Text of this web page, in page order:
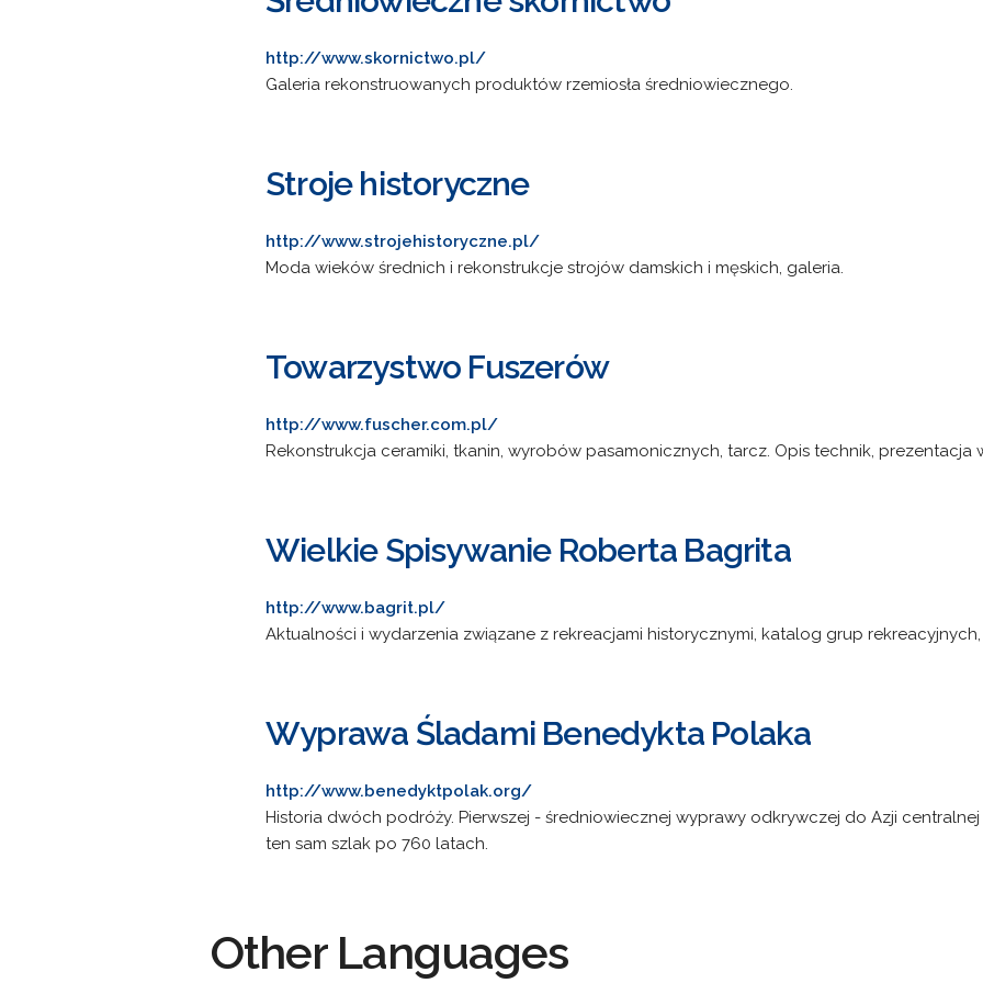
http://www.skornictwo.pl/
Galeria rekonstruowanych produktów rzemiosła średniowiecznego.
Stroje historyczne
http://www.strojehistoryczne.pl/
Moda wieków średnich i rekonstrukcje strojów damskich i męskich, galeria.
Towarzystwo Fuszerów
http://www.fuscher.com.pl/
Rekonstrukcja ceramiki, tkanin, wyrobów pasamonicznych, tarcz. Opis technik, prezentacja
Wielkie Spisywanie Roberta Bagrita
http://www.bagrit.pl/
Aktualności i wydarzenia związane z rekreacjami historycznymi, katalog grup rekreacyjnych,
Wyprawa Śladami Benedykta Polaka
http://www.benedyktpolak.org/
Historia dwóch podróży. Pierwszej - średniowiecznej wyprawy odkrywczej do Azji centralnej
ten sam szlak po 760 latach.
Other Languages